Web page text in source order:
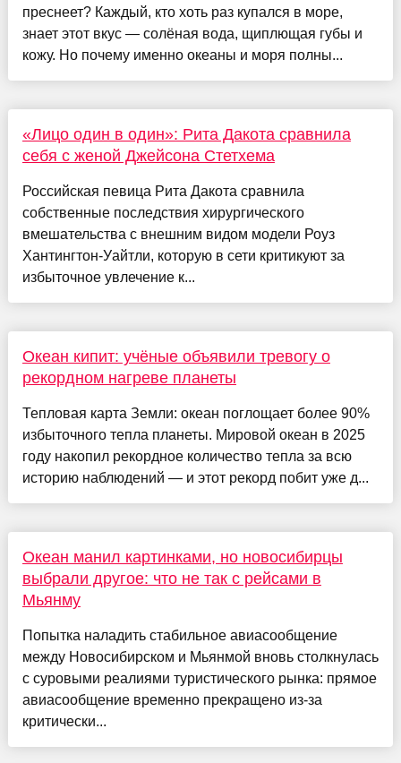
преснеет? Каждый, кто хоть раз купался в море,
знает этот вкус — солёная вода, щиплющая губы и
кожу. Но почему именно океаны и моря полны...
«Лицо один в один»: Рита Дакота сравнила
себя с женой Джейсона Стетхема
Российская певица Рита Дакота сравнила
собственные последствия хирургического
вмешательства с внешним видом модели Роуз
Хантингтон-Уайтли, которую в сети критикуют за
избыточное увлечение к...
Океан кипит: учёные объявили тревогу о
рекордном нагреве планеты
Тепловая карта Земли: океан поглощает более 90%
избыточного тепла планеты. Мировой океан в 2025
году накопил рекордное количество тепла за всю
историю наблюдений — и этот рекорд побит уже д...
Океан манил картинками, но новосибирцы
выбрали другое: что не так с рейсами в
Мьянму
Попытка наладить стабильное авиасообщение
между Новосибирском и Мьянмой вновь столкнулась
с суровыми реалиями туристического рынка: прямое
авиасообщение временно прекращено из-за
критически...